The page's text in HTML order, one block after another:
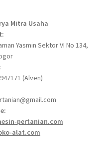
Mitra Usaha
Yasmin Sektor VI No 134,
(Alven)
pertanian.com
alat.com